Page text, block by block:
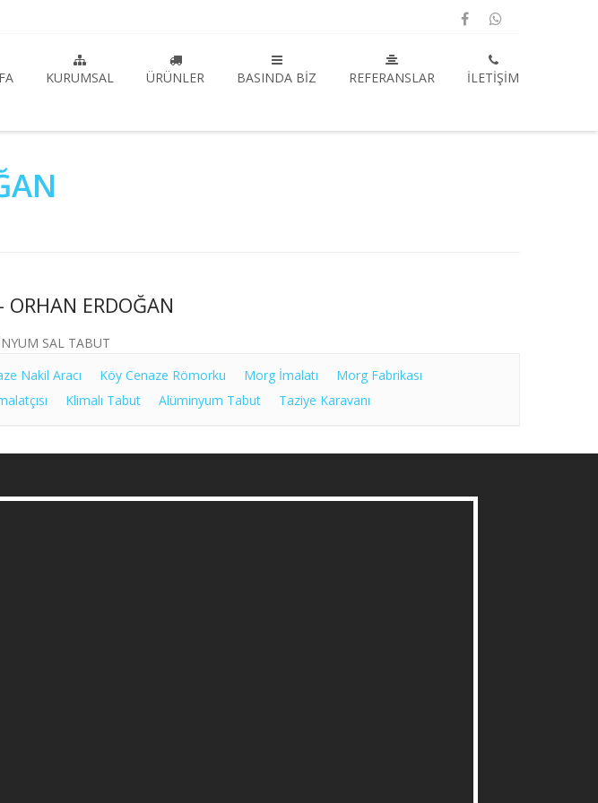
KURUMSAL ÜRÜNLER BASINDA BIZ REFERANSLAR İLETIŞIM
ERDOĞAN
SAL TABUT
Nakil Aracı Köy Cenaze Römorku Morg İmalatı
Morg Fabrikası
Klimalı Tabut Alüminyum Tabut Taziye Karavanı